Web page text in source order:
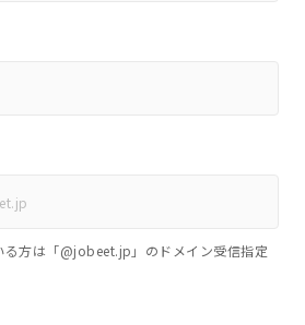
方は「@jobeet.jp」のドメイン受信指定